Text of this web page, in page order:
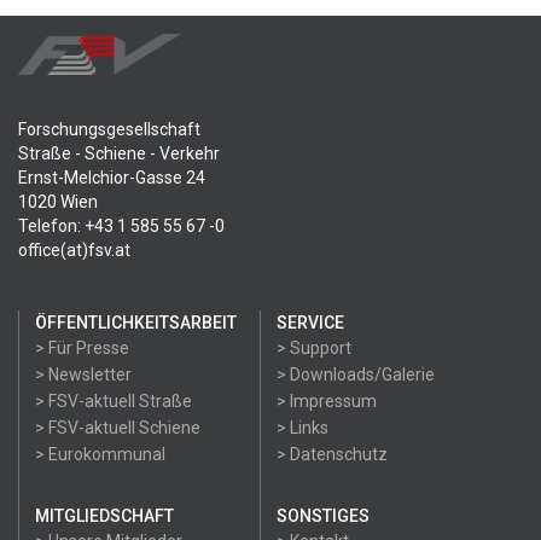
Forschungsgesellschaft
Straße - Schiene - Verkehr
Ernst-Melchior-Gasse 24
1020 Wien
Telefon: +43 1 585 55 67 -0
office(at)fsv.at
ÖFFENTLICHKEITSARBEIT
> Für Presse
> Newsletter
> FSV-aktuell Straße
> FSV-aktuell Schiene
> Eurokommunal
SERVICE
> Support
> Downloads/Galerie
> Impressum
> Links
> Datenschutz
MITGLIEDSCHAFT
SONSTIGES